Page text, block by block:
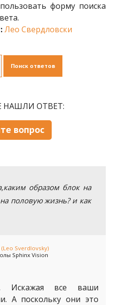
форму поиска
Лео Свердловски
Поиск ответов
НАШЛИ ОТВЕТ:
вопрос
образом блок на
половую жизнь? и как
Sverdlovsky)
Sphinx Vision
Искажая все ваши
А поскольку они это